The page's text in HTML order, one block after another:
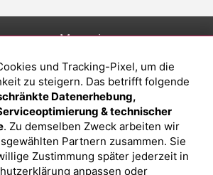
Magazin
Was sind sind ETFs?
Sparplan Vorteile
Was ist ein Fonds?
und Tracking-Pixel, um die
zu steigern. Das betrifft folgende
Datenerhebung,
& technischer
. Zu demselben Zweck arbeiten wir
Partnern zusammen. Sie
Zustimmung später jederzeit in
anpassen oder